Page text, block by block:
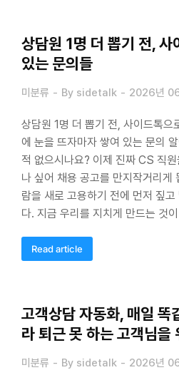
상담원 1명 더 뽑기 전, 사
있는 문의들
미분류 By sidetalk 2026년
상담원 1명 더 뽑기 전, 사이드톡으
에 눈을 뜨자마자 쌓여 있는 문의
적 없으시나요? 이제 진짜 CS 직
나 싶어 채용 공고를 만지작거리게
람을 새로 고용하기 전에 먼저 짚
다. 지금 우리를 지치게 만드는 것
Read article
고객상담 자동화, 매일 똑
라 퇴근 못 하는 고객님을
미분류 By sidetalk 2026년